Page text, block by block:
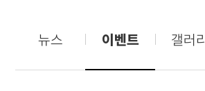
뉴스 이벤트 갤러리